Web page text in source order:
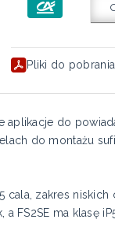
Pliki do pobrania
do
do montażu
cala, zakres
FS2SE ma klasę